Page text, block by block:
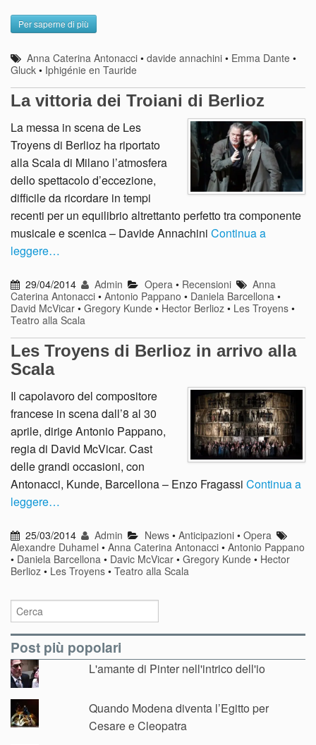
Per saperne di più
Anna Caterina Antonacci •davide annachini • Emma Dante •
Gluck • Iphigénie en Tauride
La vittoria dei Troiani di Berlioz
La messa in scena de Les
Troyens di Berlioz ha riportato
alla Scala di Milano l’atmosfera
dello spettacolo d’eccezione,
difficile da ricordare in tempi
recenti per un equilibrio altrettanto perfetto tra componente
musicale e scenica – Davide Annachini Continua a
leggere…
29/04/2014 Admin Opera• Recensioni
Anna
Caterina Antonacci • Antonio Pappano • Daniela Barcellona •
David McVicar • Gregory Kunde • Hector Berlioz • Les Troyens •
Teatro alla Scala
Les Troyens di Berlioz in arrivo alla
Scala
Il capolavoro del compositore
francese in scena dall’8 al 30
aprile, dirige Antonio Pappano,
regia di David McVicar. Cast
delle grandi occasioni, con
Antonacci, Kunde, Barcellona – Enzo Fragassi Continua a
leggere…
25/03/2014 Admin News• Anticipazioni• Opera
Alexandre Duhamel • Anna Caterina Antonacci • Antonio Pappano
• Daniela Barcellona • Davic McVicar • Gregory Kunde • Hector
Berlioz • Les Troyens • Teatro alla Scala
Post più popolari
L'amante di Pinter nell'intrico dell'io
Quando Modena diventa l’Egitto per
Cesare e Cleopatra